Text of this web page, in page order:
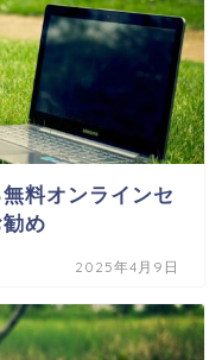
料オンラインセ
め
2025年4月9日